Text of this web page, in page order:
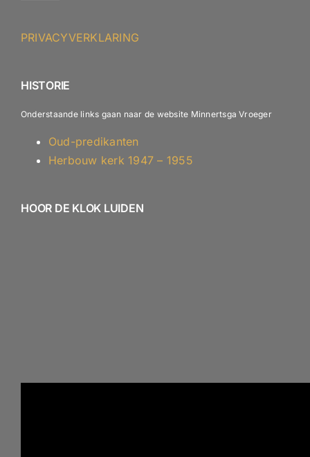
PRIVACYVERKLARING
HISTORIE
Onderstaande links gaan naar de website Minnertsga Vroeger
Oud-predikanten
Herbouw kerk 1947 – 1955
HOOR DE KLOK LUIDEN